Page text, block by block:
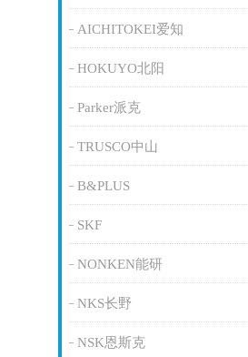
AICHITOKEI爱知
HOKUYO北阳
Parker派克
TRUSCO中山
B&PLUS
SKF
NONKEN能研
NKS长野
NSK恩斯克